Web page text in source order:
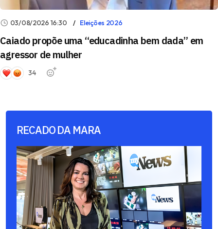
03/08/2026 16:30 Eleições 2026
Caiado propõe uma “educadinha bem dada” em
agressor de mulher
34
RECADO DA MARA